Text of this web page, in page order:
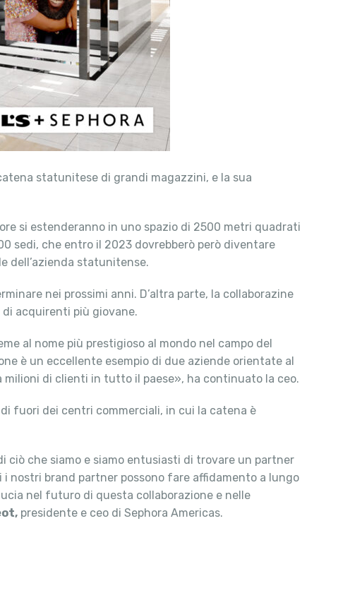
statunitese di grandi magazzini, e la sua
si estenderanno in uno spazio di 2500 metri quadrati
sedi, che entro il 2023 dovrebberò però diventare
dell’azienda statunitense.
nei prossimi anni. D’altra parte, la collaborazine
acquirenti più giovane.
al nome più prestigioso al mondo nel campo del
è un eccellente esempio di due aziende orientate al
di clienti in tutto il paese», ha continuato la ceo.
fuori dei centri commerciali, in cui la catena è
ciò che siamo e siamo entusiasti di trovare un partner
nostri brand partner possono fare affidamento a lungo
nel futuro di questa collaborazione e nelle
presidente e ceo di Sephora Americas.